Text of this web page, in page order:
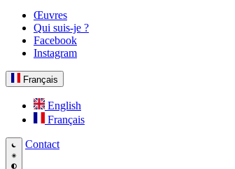
Œuvres
Qui suis-je ?
Facebook
Instagram
Français
English
Français
Contact